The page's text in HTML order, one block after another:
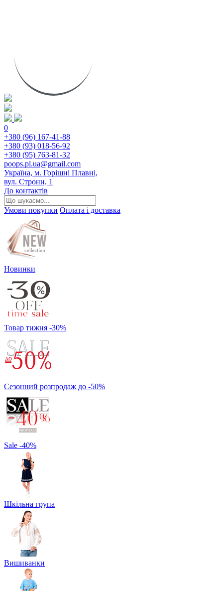
0
+380 (96) 167-41-88
+380 (93) 018-56-92
+380 (95) 763-81-32
poops.pl.ua@gmail.com
Україна, м. Горішні Плавні,
вул. Строни, 1
До контактів
Умови покупки Оплата і доставка
Новинки
Товар тижня -30%
Сезонний розпродаж до -50%
Sale -40%
Шкільна група
Вишиванки